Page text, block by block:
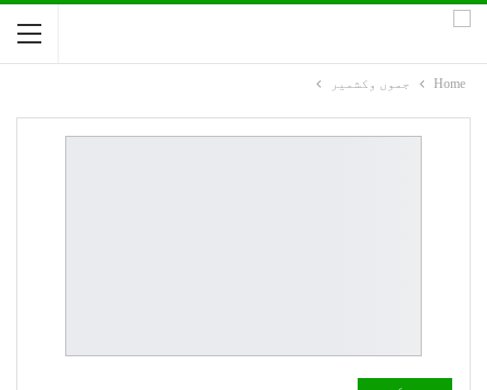
Home جموں وکشمیر